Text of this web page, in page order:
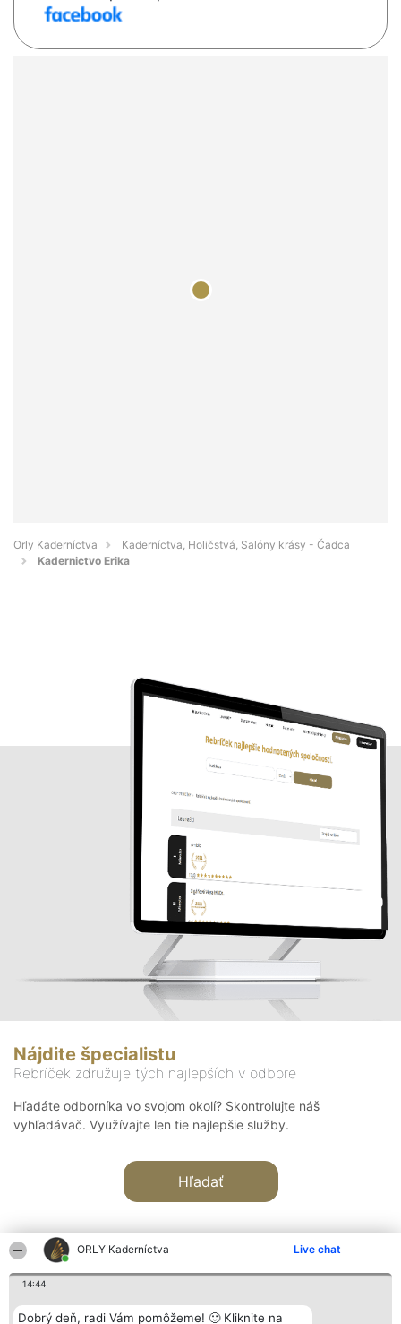
ORLY Kaderníctva Live chat
14:44
Dobrý deň, radi Vám pomôžeme! 🙂 Kliknite na
Orly Kaderníctva
Kaderníctva, Holičstvá, Salóny krásy - Čadca
Kadernictvo Erika
Nájdite špecialistu
Rebríček združuje tých najlepších v odbore
Hľadáte odborníka vo svojom okolí? Skontrolujte náš
vyhľadávač. Využívajte len tie najlepšie služby.
Hľadať
Organizátor hodnotenia Hodnotenie Kontakt